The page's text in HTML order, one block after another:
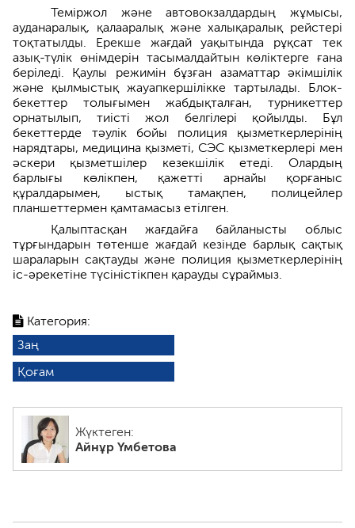
Категория:
Заң
Қоғам
Жүктеген:
Айнұр Үмбетова
Теміржол және автовокзалдардың жұмысы,
ауданаралық, қалааралық және халықаралық рейстері
тоқтатылды. Ерекше жағдай уақытында рұқсат тек
азық-түлік өнімдерін тасымалдайтын көліктерге ғана
беріледі. Қаулы режимін бұзған азаматтар әкімшілік
және қылмыстық жауапкершілікке тартылады. Блок-
бекеттер толығымен жабдықталған, турникеттер
орнатылып, тиісті жол белгілері қойылды. Бұл
бекеттерде тәулік бойы полиция қызметкерлерінің
нарядтары, медицина қызметі, СЭС қызметкерлері мен
әскери қызметшілер кезекшілік етеді. Олардың
барлығы көлікпен, қажетті арнайы қорғаныс
құралдарымен, ыстық тамақпен, полицейлер
планшеттермен қамтамасыз етілген.
Қалыптасқан жағдайға байланысты облыс
тұрғындарын төтенше жағдай кезінде барлық сақтық
шараларын сақтауды және полиция қызметкерлерінің
іс-әрекетіне түсіністікпен қарауды сұраймыз.